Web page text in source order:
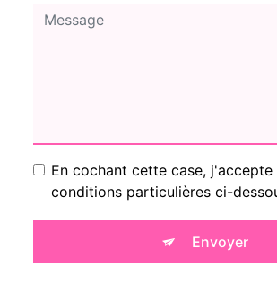
En cochant cette case, j'accepte
conditions particulières ci-
Envoyer